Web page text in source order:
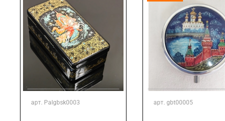
арт. Palgbsk0003 арт. gbt00005